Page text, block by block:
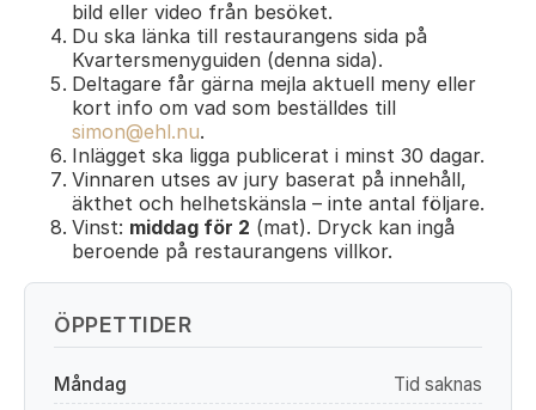
bild eller video från besöket.
Du ska länka till restaurangens sida på
Kvartersmenyguiden (denna sida).
Deltagare får gärna mejla aktuell meny eller
kort info om vad som beställdes till
simon@ehl.nu.
Inlägget ska ligga publicerat i minst 30 dagar.
Vinnaren utses av jury baserat på innehåll,
äkthet och helhetskänsla – inte antal följare.
Vinst: middag för 2 (mat). Dryck kan ingå
beroende på restaurangens villkor.
ÖPPETTIDER
Måndag
Tid saknas